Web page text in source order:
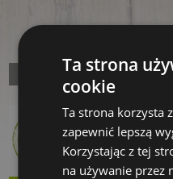
St. Croix Mojo Cat
Czekamy na dostawę
Kup teraz >
Ta strona
cookie
Ta strona korzysta
zapewnić lepszą
Korzystając z tej
na używanie przez